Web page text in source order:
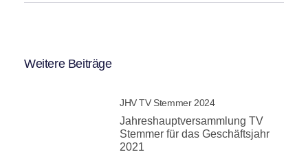
Weitere Beiträge
JHV TV Stemmer 2024
Jahreshauptversammlung TV
Stemmer für das Geschäftsjahr
2021